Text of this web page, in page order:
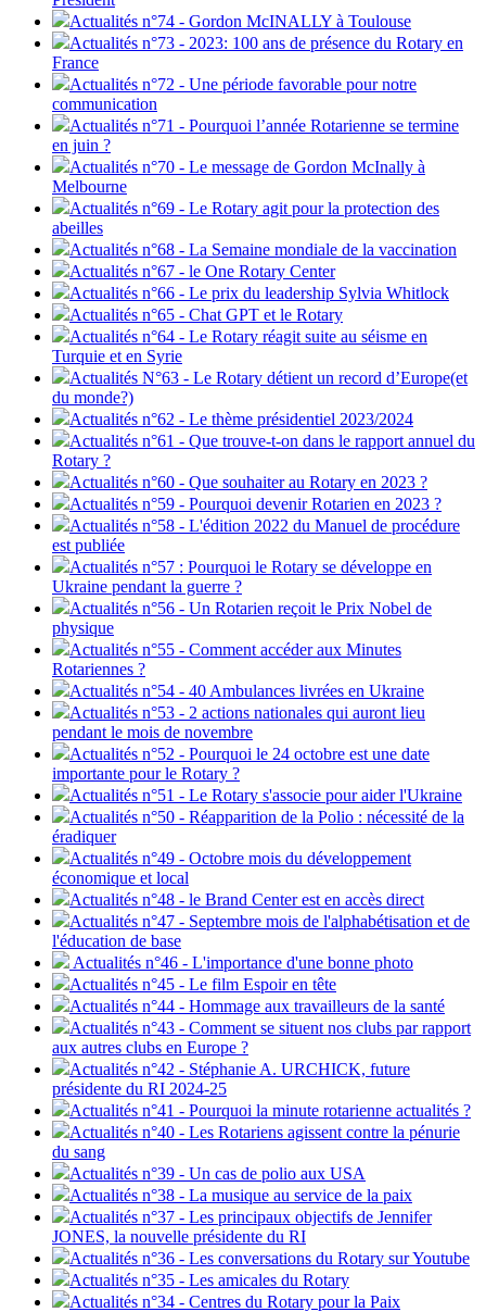
Actualités n°74 - Gordon McINALLY à Toulouse
Actualités n°73 - 2023: 100 ans de présence du Rotary en
France
Actualités n°72 - Une période favorable pour notre
communication
Actualités n°71 - Pourquoi l’année Rotarienne se termine
en juin ?
Actualités n°70 - Le message de Gordon McInally à
Melbourne
Actualités n°69 - Le Rotary agit pour la protection des
abeilles
Actualités n°68 - La Semaine mondiale de la vaccination
Actualités n°67 - le One Rotary Center
Actualités n°66 - Le prix du leadership Sylvia Whitlock
Actualités n°65 - Chat GPT et le Rotary
Actualités n°64 - Le Rotary réagit suite au séisme en
Turquie et en Syrie
Actualités N°63 - Le Rotary détient un record d’Europe(et
du monde?)
Actualités n°62 - Le thème présidentiel 2023/2024
Actualités n°61 - Que trouve-t-on dans le rapport annuel du
Rotary ?
Actualités n°60 - Que souhaiter au Rotary en 2023 ?
Actualités n°59 - Pourquoi devenir Rotarien en 2023 ?
Actualités n°58 - L'édition 2022 du Manuel de procédure
est publiée
Actualités n°57 : Pourquoi le Rotary se développe en
Ukraine pendant la guerre ?
Actualités n°56 - Un Rotarien reçoit le Prix Nobel de
physique
Actualités n°55 - Comment accéder aux Minutes
Rotariennes ?
Actualités n°54 - 40 Ambulances livrées en Ukraine
Actualités n°53 - 2 actions nationales qui auront lieu
pendant le mois de novembre
Actualités n°52 - Pourquoi le 24 octobre est une date
importante pour le Rotary ?
Actualités n°51 - Le Rotary s'associe pour aider l'Ukraine
Actualités n°50 - Réapparition de la Polio : nécessité de la
éradiquer
Actualités n°49 - Octobre mois du développement
économique et local
Actualités n°48 - le Brand Center est en accès direct
Actualités n°47 - Septembre mois de l'alphabétisation et de
l'éducation de base
Actualités n°46 - L'importance d'une bonne photo
Actualités n°45 - Le film Espoir en tête
Actualités n°44 - Hommage aux travailleurs de la santé
Actualités n°43 - Comment se situent nos clubs par rapport
aux autres clubs en Europe ?
Actualités n°42 - Stéphanie A. URCHICK, future
présidente du RI 2024-25
Actualités n°41 - Pourquoi la minute rotarienne actualités ?
Actualités n°40 - Les Rotariens agissent contre la pénurie
du sang
Actualités n°39 - Un cas de polio aux USA
Actualités n°38 - La musique au service de la paix
Actualités n°37 - Les principaux objectifs de Jennifer
JONES, la nouvelle présidente du RI
Actualités n°36 - Les conversations du Rotary sur Youtube
Actualités n°35 - Les amicales du Rotary
Actualités n°34 - Centres du Rotary pour la Paix